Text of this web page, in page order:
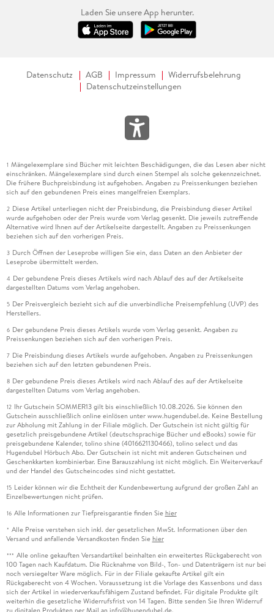
Laden Sie unsere App herunter.
Datenschutz AGB Impressum
Widerrufsbelehrung
Datenschutzeinstellungen
1 Mängelexemplare sind Bücher mit leichten Beschädigungen, die das Lesen aber nicht
einschränken. Mängelexemplare sind durch einen Stempel als solche gekennzeichnet.
Die frühere Buchpreisbindung ist aufgehoben. Angaben zu Preissenkungen beziehen
sich auf den gebundenen Preis eines mangelfreien Exemplars.
2 Diese Artikel unterliegen nicht der Preisbindung, die Preisbindung dieser Artikel
wurde aufgehoben oder der Preis wurde vom Verlag gesenkt. Die jeweils zutreffende
Alternative wird Ihnen auf der Artikelseite dargestellt. Angaben zu Preissenkungen
beziehen sich auf den vorherigen Preis.
3 Durch Öffnen der Leseprobe willigen Sie ein, dass Daten an den Anbieter der
Leseprobe übermittelt werden.
4 Der gebundene Preis dieses Artikels wird nach Ablauf des auf der Artikelseite
dargestellten Datums vom Verlag angehoben.
5 Der Preisvergleich bezieht sich auf die unverbindliche Preisempfehlung (UVP) des
Herstellers.
6 Der gebundene Preis dieses Artikels wurde vom Verlag gesenkt. Angaben zu
Preissenkungen beziehen sich auf den vorherigen Preis.
7 Die Preisbindung dieses Artikels wurde aufgehoben. Angaben zu Preissenkungen
beziehen sich auf den letzten gebundenen Preis.
8 Der gebundene Preis dieses Artikels wird nach Ablauf des auf der Artikelseite
dargestellten Datums vom Verlag angehoben.
12 Ihr Gutschein SOMMER13 gilt bis einschließlich 10.08.2026. Sie können den
Gutschein ausschließlich online einlösen unter www.hugendubel.de. Keine Bestellung
zur Abholung mit Zahlung in der Filiale möglich. Der Gutschein ist nicht gültig für
gesetzlich preisgebundene Artikel (deutschsprachige Bücher und eBooks) sowie für
preisgebundene Kalender, tolino shine (4016621130466), tolino select und das
Hugendubel Hörbuch Abo. Der Gutschein ist nicht mit anderen Gutscheinen und
Geschenkkarten kombinierbar. Eine Barauszahlung ist nicht möglich. Ein Weiterverkauf
und der Handel des Gutscheincodes sind nicht gestattet.
15 Leider können wir die Echtheit der Kundenbewertung aufgrund der großen Zahl an
Einzelbewertungen nicht prüfen.
16 Alle Informationen zur Tiefpreisgarantie finden Sie hier
* Alle Preise verstehen sich inkl. der gesetzlichen MwSt. Informationen über den
Versand und anfallende Versandkosten finden Sie hier
*** Alle online gekauften Versandartikel beinhalten ein erweitertes Rückgaberecht von
100 Tagen nach Kaufdatum. Die Rücknahme von Bild-, Ton- und Datenträgern ist nur bei
noch versiegelter Ware möglich. Für in der Filiale gekaufte Artikel gilt ein
Rückgaberecht von 4 Wochen. Voraussetzung ist die Vorlage des Kassenbons und dass
sich der Artikel in wiederverkaufsfähigem Zustand befindet. Für digitale Produkte gilt
weiterhin die gesetzliche Widerrufsfrist von 14 Tagen. Bitte senden Sie Ihren Widerruf
zu digitalen Produkten per Mail an info@hugendubel.de.